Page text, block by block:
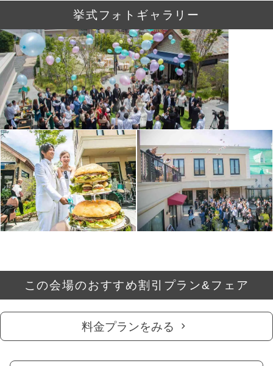
挙式フォトギャラリー
この会場のおすすめ割引プラン&フェア
料金プランをみる